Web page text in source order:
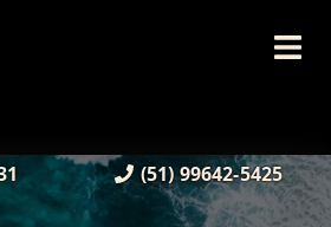
(51) 99642-5425